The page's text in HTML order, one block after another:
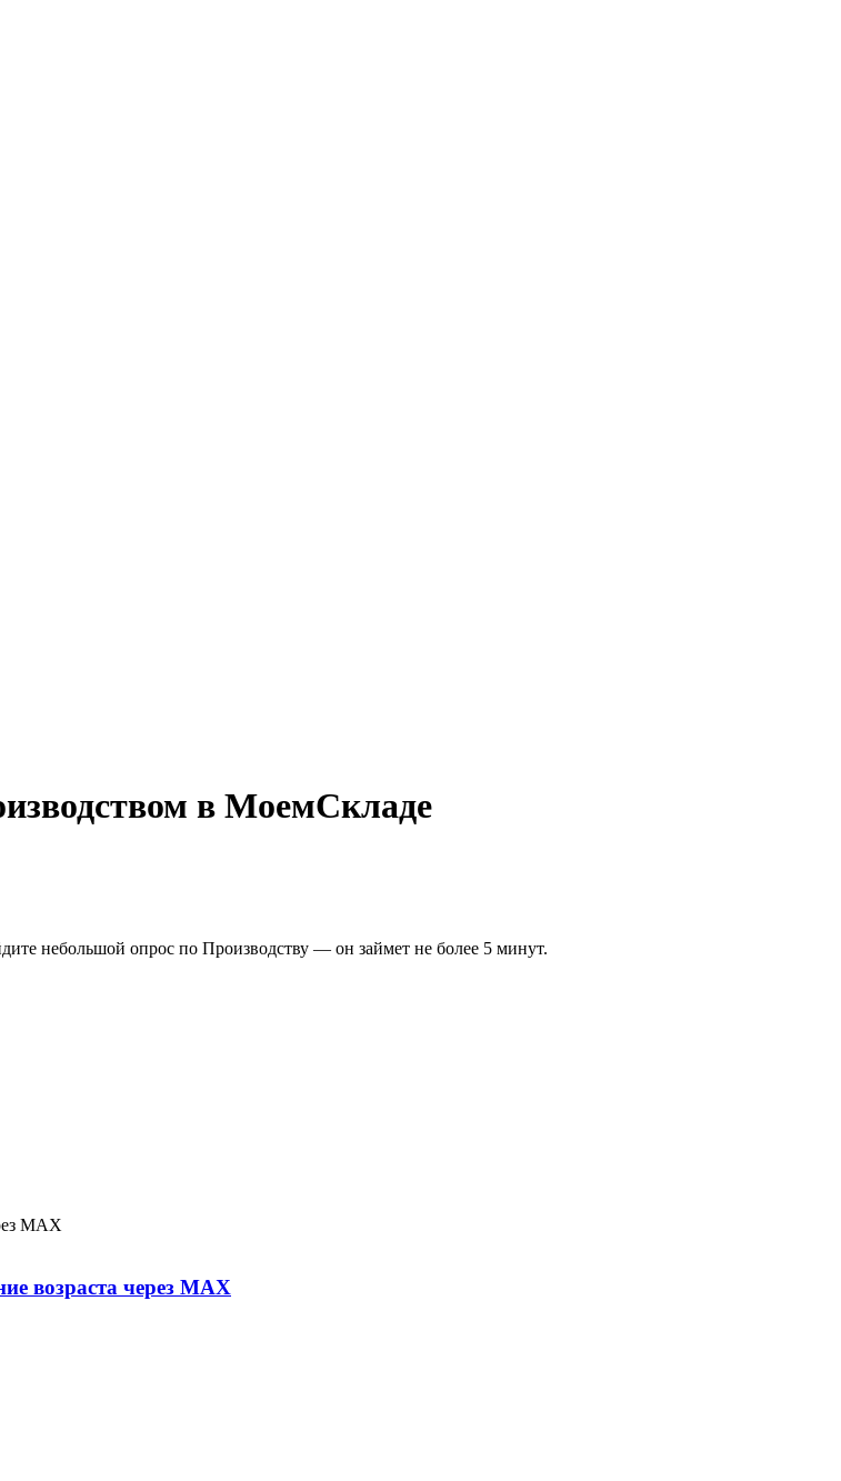
в МоемСкладе
небольшой опрос по Производству — он займет не более 5 минут.
возраста через MAX